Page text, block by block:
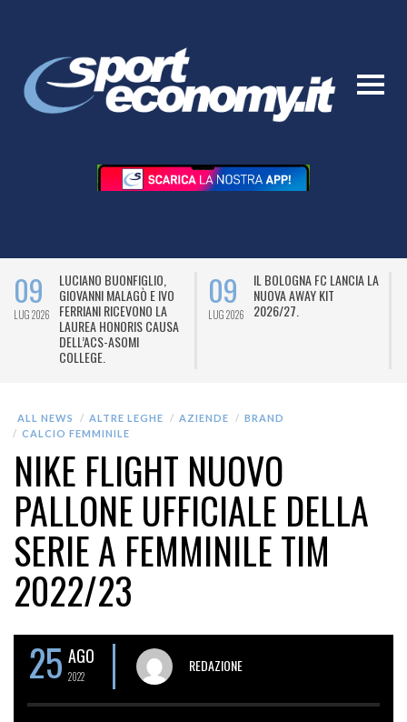
09
LUG 2026
LUCIANO BUONFIGLIO,
GIOVANNI MALAGÒ E IVO
FERRIANI RICEVONO LA
LAUREA HONORIS CAUSA
DELL’ACS-ASOMI
COLLEGE.
09
LUG 2026
IL BOLOGNA FC LANCIA LA
NUOVA AWAY KIT
2026/27.
ALL NEWS ALTRE LEGHE AZIENDE
BRAND
CALCIO FEMMINILE
NIKE FLIGHT NUOVO
PALLONE UFFICIALE DELLA
SERIE A FEMMINILE TIM
2022/23
25 AGO
2022
REDAZIONE